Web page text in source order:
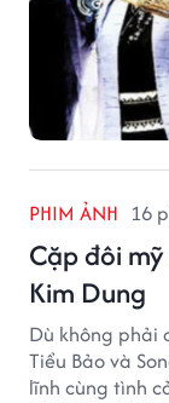
PHIM ẢNH 16
Cặp đôi
Kim Dung
Dù không phải
Tiểu Bảo và
lĩnh cùng tình